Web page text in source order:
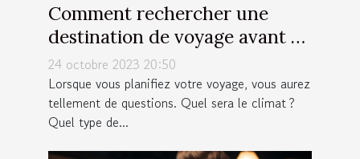
Comment rechercher une
destination de voyage avant de
partir ?
24 octobre 2023 20:50
Lorsque vous planifiez votre voyage, vous aurez
tellement de questions. Quel sera le climat ?
Quel type de...